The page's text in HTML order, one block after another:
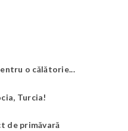
o călătorie...
Turcia!
de primăvară